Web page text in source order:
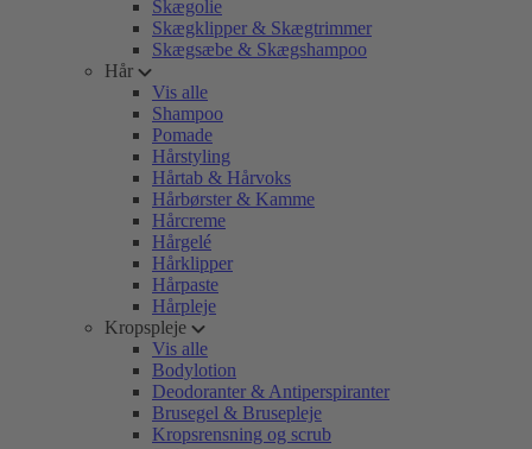
Skægolie
Skægklipper & Skægtrimmer
Skægsæbe & Skægshampoo
Hår
Vis alle
Shampoo
Pomade
Hårstyling
Hårtab & Hårvoks
Hårbørster & Kamme
Hårcreme
Hårgelé
Hårklipper
Hårpaste
Hårpleje
Kropspleje
Vis alle
Bodylotion
Deodoranter & Antiperspiranter
Brusegel & Brusepleje
Kropsrensning og scrub